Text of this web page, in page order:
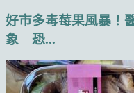
好市多毒莓果風暴！
象 恐...